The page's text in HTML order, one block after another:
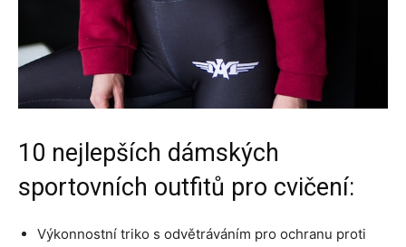
10 nejlepších dámských
sportovních outfitů pro cvičení:
Výkonnostní triko s odvětráváním pro ochranu proti